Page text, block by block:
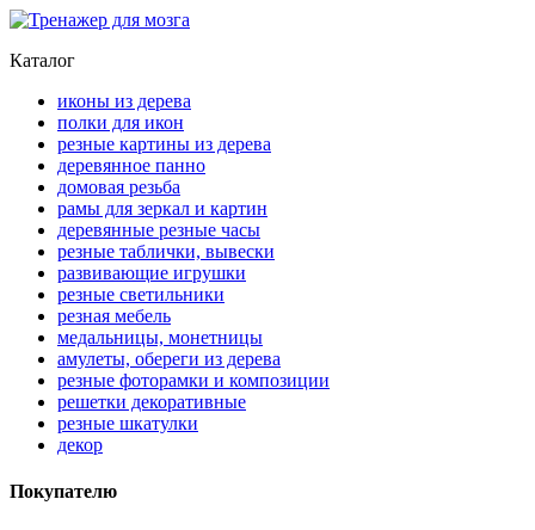
Каталог
иконы из дерева
полки для икон
резные картины из дерева
деревянное панно
домовая резьба
рамы для зеркал и картин
деревянные резные часы
резные таблички, вывески
развивающие игрушки
резные светильники
резная мебель
медальницы, монетницы
амулеты, обереги из дерева
резные фоторамки и композиции
решетки декоративные
резные шкатулки
декор
Покупателю